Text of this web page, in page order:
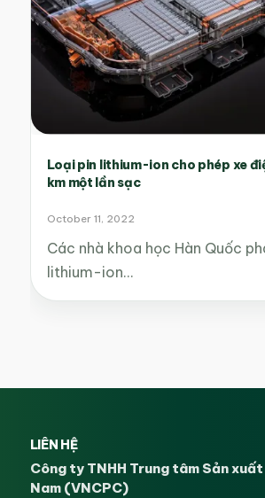
Loại pin lithium-ion cho phép xe
km một lần sạc
October 11, 2022
Các nhà khoa học Hàn Quốc
lithium-ion…
LIÊN HỆ
Công ty TNHH Trung tâm Sản
Nam (VNCPC)